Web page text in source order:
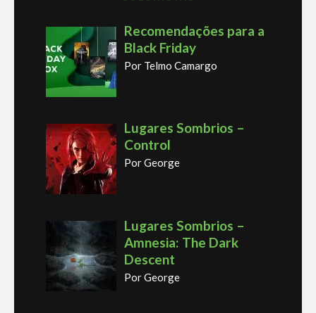
Recomendações para a
Black Friday
Por Telmo Camargo
Lugares Sombrios –
Control
Por George
Lugares Sombrios –
Amnesia: The Dark
Descent
Por George